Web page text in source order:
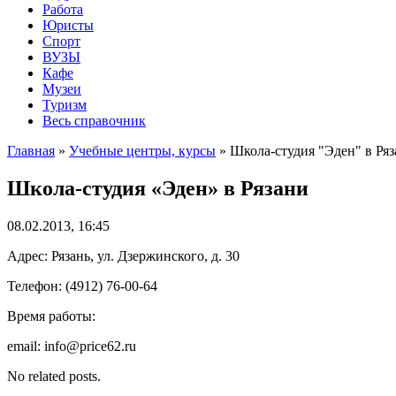
Работа
Юристы
Спорт
ВУЗЫ
Кафе
Музеи
Туризм
Весь справочник
Главная » Учебные центры, курсы » Школа-студия "Эден" в
Школа-студия «Эден» в Рязани
08.02.2013, 16:45
Адрес: Рязань, ул. Дзержинского, д. 30
Телефон: (4912) 76-00-64
Время работы:
email: info@price62.ru
No related posts.